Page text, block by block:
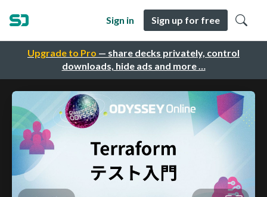
Upgrade to Pro — share decks privately, control
downloads, hide ads and more …
Sign in Sign up for free